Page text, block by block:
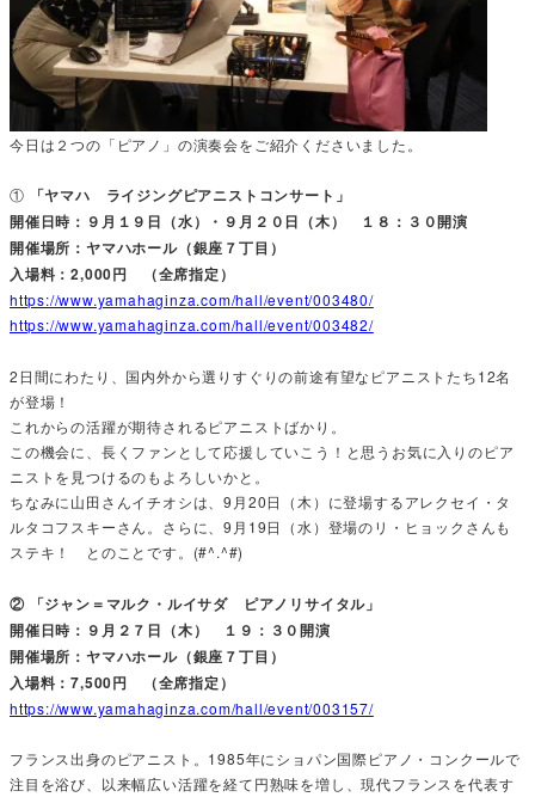
今日は２つの「ピアノ」の演奏会をご紹介くださいました。
①
「ヤマハ ライジングピアニストコンサート」
開催日時：９月１９日（水）・９月２０日（木） １８：３０開演
開催場所：ヤマハホール（銀座７丁目）
入場料：2,000円 （全席指定）
https://www.yamahaginza.com/hall/event/003480/
https://www.yamahaginza.com/hall/event/003482/
2日間にわたり、国内外から選りすぐりの前途有望なピアニストたち12名
が登場！
これからの活躍が期待されるピアニストばかり。
この機会に、長くファンとして応援していこう！と思うお気に入りのピア
ニストを見つけるのもよろしいかと。
ちなみに山田さんイチオシは、9月20日（木）に登場するアレクセイ・タ
ルタコフスキーさん。さらに、9月19日（水）登場のリ・ヒョックさんも
ステキ！ とのことです。(#^.^#)
② 「ジャン＝マルク・ルイサダ ピアノリサイタル」
開催日時：９月２７日（木） １９：３０開演
開催場所：ヤマハホール（銀座７丁目）
入場料：7,500円 （全席指定）
https://www.yamahaginza.com/hall/event/003157/
フランス出身のピアニスト。1985年にショパン国際ピアノ・コンクールで
注目を浴び、以来幅広い活躍を経て円熟味を増し、現代フランスを代表す